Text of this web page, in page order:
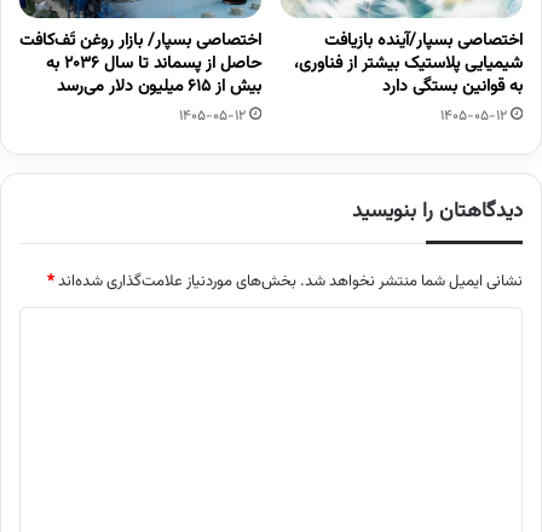
اختصاصی بسپار/آینده بازیافت
شیمیایی پلاستیک بیشتر از فناوری،
به قوانین بستگی دارد
1405-05-12
اختصاصی بسپار/ بازار روغن تَف‌کافت
حاصل از پسماند تا سال ۲۰۳۶ به
بیش از ۶۱۵ میلیون دلار می‌رسد
1405-05-12
دیدگاهتان را بنویسید
نشانی ایمیل شما منتشر نخواهد شد. بخش‌های موردنیاز علامت‌گذاری شده‌اند*